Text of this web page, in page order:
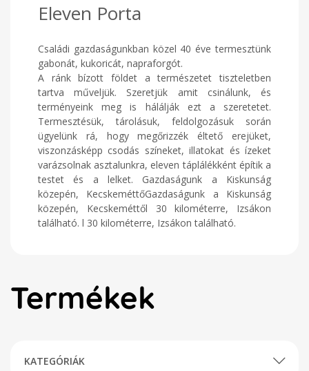
Eleven Porta
Családi gazdaságunkban közel 40 éve termesztünk
gabonát, kukoricát, napraforgót.
A ránk bízott földet a természetet tiszteletben
tartva műveljük. Szeretjük amit csinálunk, és
terményeink meg is hálálják ezt a szeretetet.
Termesztésük, tárolásuk, feldolgozásuk során
ügyelünk rá, hogy megőrizzék éltető erejüket,
viszonzásképp csodás színeket, illatokat és ízeket
varázsolnak asztalunkra, eleven táplálékként építik a
testet és a lelket. Gazdaságunk a Kiskunság
közepén, KecskeméttőGazdaságunk a Kiskunság
közepén, Kecskeméttől 30 kilométerre, Izsákon
található. l 30 kilométerre, Izsákon található.
Termékek
KATEGÓRIÁK